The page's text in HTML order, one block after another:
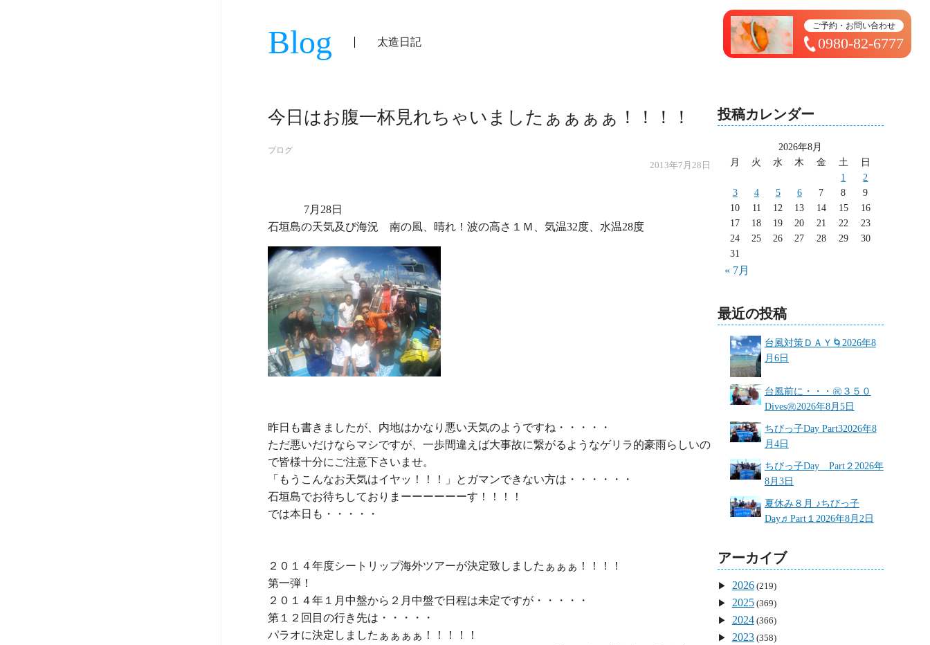
ご予約・お問い合わせ
0980-82-6777
トップページ ＞ 太造日記
Blog 太造日記
今日はお腹一杯見れちゃいましたぁぁぁぁ！！！！
ブログ
2013年7月28日
昨日も書きましたが、内地はかなり悪い天気のようですね・・・・・
ただ悪いだけならマシですが、一歩間違えば大事故に繋がるようなゲリラ的豪雨らしいの
で皆様十分にご注意下さいませ。
「もうこんなお天気はイヤッ！！！」とガマンできない方は・・・・・・
石垣島でお待ちしておりまーーーーーーす！！！！
では本日も・・・・・
２０１４年度シートリップ海外ツアーが決定致しましたぁぁぁ！！！！
２０１４年１月中盤から２月中盤で日程は未定ですが・・・・・
パラオに決定 しましたぁぁぁぁ！！！！！
投稿カレンダー
2026年8月
月
火 水 木 金 土
日
1
2
3
4 5 6 7 8
9
10
11 12 13 14 15
16
17
18 19 20 21 22
23
24
25 26 27 28 29
30
31
« 7月
最近の投稿
台風対策ＤＡＹ🌀 2026年8
月6日
台風前に・・・㊗３５０
Dives㊗2026年8月5日
ちびっ子Day Part32026年8
月4日
ちびっ子Day Part２ 2026年
8月3日
夏休み８月 ♪ちびっ子
Day♬Part１ 2026年8月2日
アーカイブ
2026(219)
2025(369)
2024(366)
2023(358)